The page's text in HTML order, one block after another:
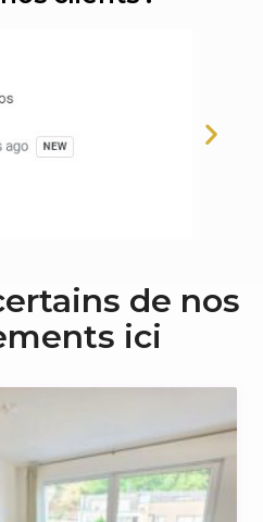
de nos
ici